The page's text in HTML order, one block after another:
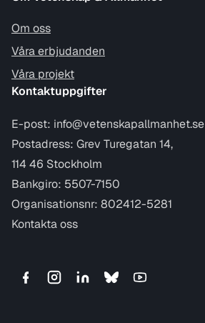
Om oss
Våra erbjudanden
Våra projekt
Kontaktuppgifter
E-post: info@vetenskapallmanhet.se
Postadress: Grev Turegatan 14,
114 46 Stockholm
Bankgiro: 5507-7150
Organisationsnr: 802412-5281
Kontakta oss